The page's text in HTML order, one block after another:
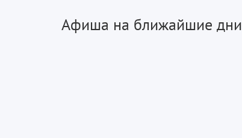
Афиша на ближайшие дни